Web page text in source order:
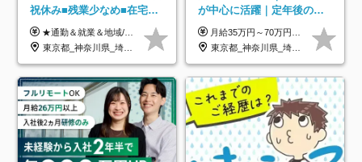
祝休み■残業少なめ■在宅実
績あり■約900種類のスキル
アップ講座あり■全国募集
★通勤＆就業＆地域/住宅＆役職手当あり ★残業代は全額支給 ★選べる給与制度あり！ ■東京・神奈川・千葉・埼玉勤務の場合 月給24.5万円～55万円＋諸手当 （残業代は全額支給） (20,000円の地域/住宅手当込み) ■愛知・京都・大阪・兵庫勤務の場合 月給24万円以上＋諸手当 （残業代は全額支給） (15,000円の地域/住宅手当込み) ■茨城・栃木・群馬・静岡・三重・滋賀・広島・福岡勤務の場合 月給23.5万円以上＋諸手当 （残業代は全額支給） (10,000円の地域/住宅手当込み) ■北海道・宮城・山梨・長野・岐阜・奈良・和歌山・岡山勤務の場合 月給23万円以上＋諸手当 （残業代は全額支給） (5,000円の地域/住宅手当込み) ■その他のエリア勤務の場合 月給22.5万円以上＋諸手当 （残業代は全額支給） ※経験や能力を考慮し、当社規定により優遇します 【昇給：年一回実施】 【選べる給与制度】 ★収入を重視する方に… 「変動型人事制度」の選択も可能（派遣先からの評価に応じて収入アップ！） ※年2回のタイミングで希望者と面談の上決定します。
東京都_神奈川県_埼玉県_千葉県_大阪府_愛知県_北海道_岩手県_宮城県_山形県_福島県_茨城県_栃木県_群馬県_山梨県_長野県_富山県_石川県_静岡県_岐阜県_三重県_兵庫県_京都府_滋賀県_奈良県_広島県_岡山県_山口県_愛媛県_福岡県_熊本県_長崎県
が中心に活躍｜定年後の給
与減ナシ｜年収50万円アッ
プ実績／昇給率92％（直近3
年）
月給35万円～70万円（固定残業代30時間分63,869円～を含む）+賞与年1回 ※30時間を超える分は別途支給します ●これまでのご経験・スキル・前職給与をできる限り考慮します ●待機期間も給与を100％支給します ●試用期間中も給与や福利厚生は同じです ≪年収を維持しながら長く働けます！≫ 一般的な企業では55歳や60歳を機に年収が下がりますが、 当社は役職などではなく「スキルや経験」で評価。 エンジニアとして長く働きながら あなたにふさわしい年収を維持できます！
東京都_神奈川県_埼玉県_千葉県